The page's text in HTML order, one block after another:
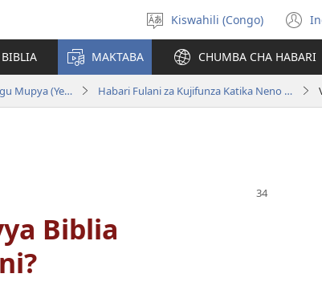
Chagua
luga
Kiswahili (Congo)
MAKTABA CHUMBA CHA HABARI
Biblia—Tafsiri ya Ulimwengu Mupya (Yenye Ilirekebishwa ya 2018) Habari Fulani za Kujifunza Katika Neno la Mungu
Biblia